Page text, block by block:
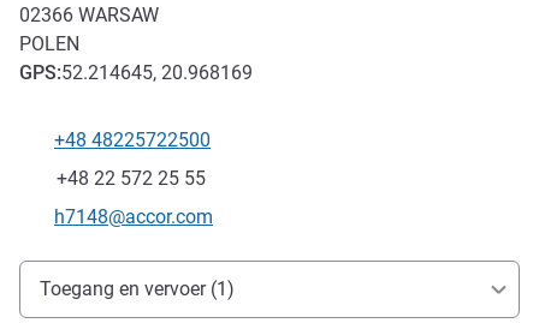
02366 WARSAW
POLEN
GPS:52.214645, 20.968169
Telefoon
+48 48225722500
Fax
+48 22 572 25 55
E-mailadres voor contact
h7148@accor.com
Toegang en transport
Toegang en vervoer (1)